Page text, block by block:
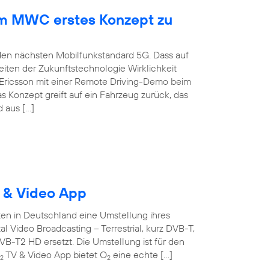
MWC erstes Konzept zu
nächsten Mobilfunkstandard 5G. Dass auf
der Zukunftstechnologie Wirklichkeit
mit einer Remote Driving-Demo beim
Konzept greift auf ein Fahrzeug zurück, das
aus […]
& Video App
in Deutschland eine Umstellung ihres
Video Broadcasting – Terrestrial, kurz DVB-T,
T2 HD ersetzt. Die Umstellung ist für den
2 TV & Video App bietet O2 eine echte […]